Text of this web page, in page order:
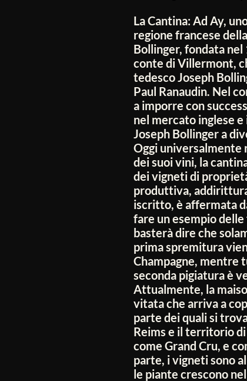
La Cantina: Ad Ay,
regione francese
Bollinger, fondata nel
conte di Villermont,
tedesco Joseph
Paul Ranaudin. Nel
a imporre con
nel mercato inglese
Joseph Bollinger a
Oggi universalmente
dei suoi vini, la
dei vigneti di
produttiva,
iscritto, è affermata
fare un esempio
basterà dire che
prima spremitura
Champagne, mentre
seconda pigiatura è
Attualmente, la
vitata che arriva a
parte dei quali si
Reims e il territorio
come Grand Cru, e
parte, i vigneti sono
le piante crescono